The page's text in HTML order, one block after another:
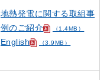
地熱発電に関する取組事
例のご紹介
（1.4MB）
English （3.9MB）